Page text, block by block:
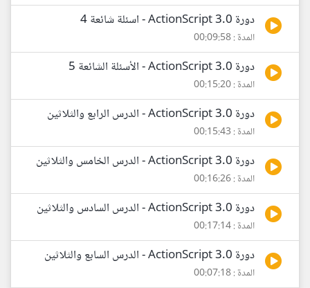
دورة ActionScript 3.0 - اسئلة شائعة 4
المدة : 00:09:58
دورة ActionScript 3.0 - الأسئلة الشائعة 5
المدة : 00:15:20
دورة ActionScript 3.0 - الدرس الرابع والثلاثين
المدة : 00:15:43
دورة ActionScript 3.0 - الدرس الخامس والثلاثين
المدة : 00:16:26
دورة ActionScript 3.0 - الدرس السادس والثلاثين
المدة : 00:17:14
دورة ActionScript 3.0 - الدرس السابع والثلاثين
المدة : 00:07:18